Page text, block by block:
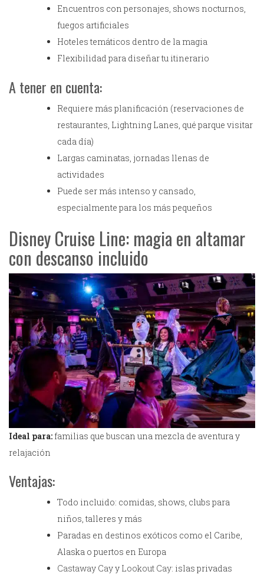
Encuentros con personajes, shows nocturnos,
fuegos artificiales
Hoteles temáticos dentro de la magia
Flexibilidad para diseñar tu itinerario
A tener en cuenta:
Requiere más planificación (reservaciones de
restaurantes, Lightning Lanes, qué parque visitar
cada día)
Largas caminatas, jornadas llenas de
actividades
Puede ser más intenso y cansado,
especialmente para los más pequeños
Disney Cruise Line: magia en altamar
con descanso incluido
Ideal para: familias que buscan una mezcla de aventura y
relajación
Ventajas:
Todo incluido: comidas, shows, clubs para
niños, talleres y más
Paradas en destinos exóticos como el Caribe,
Alaska o puertos en Europa
Castaway Cayy Lookout Cay: islas privadas